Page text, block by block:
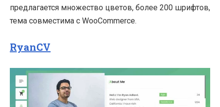
предлагается множество цветов, более 200 шрифтов,
тема совместима с WooCommerce.
RyanCV